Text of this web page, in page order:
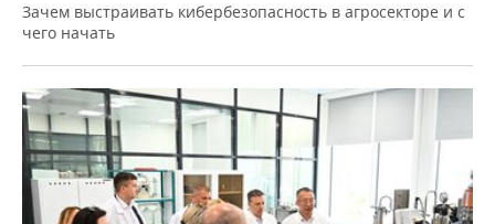
Зачем выстраивать кибербезопасность в агросекторе и с
чего начать